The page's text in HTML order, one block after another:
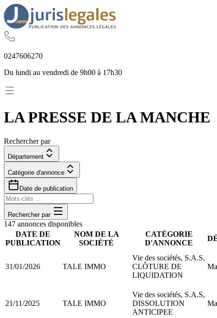
0247606270
Du lundi au vendredi de 9h00 à 17h30
LA PRESSE DE LA MANCHE
Rechercher par
Département
Catégorie d'annonce
Date de publication
Rechercher par
147 annonces disponibles
DATE DE
PUBLICATION
NOM DE LA
SOCIÉTÉ
CATÉGORIE
D'ANNONCE
31/01/2026 TALE IMMO
Vie des sociétés, S.A.S,
CLÔTURE DE
LIQUIDATION
21/11/2025 TALE IMMO
Vie des sociétés, S.A.S,
DISSOLUTION
ANTICIPEE